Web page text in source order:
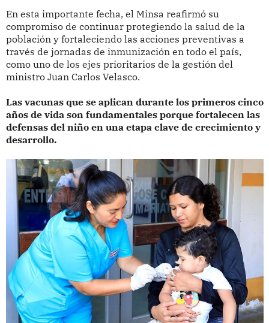
En esta importante fecha, el Minsa reafirmó su
compromiso de continuar protegiendo la salud de la
población y fortaleciendo las acciones preventivas a
través de jornadas de inmunización en todo el país,
como uno de los ejes prioritarios de la gestión del
ministro Juan Carlos Velasco.
Las vacunas que se aplican durante los primeros cinco
años de vida son fundamentales porque fortalecen las
defensas del niño en una etapa clave de crecimiento y
desarrollo.